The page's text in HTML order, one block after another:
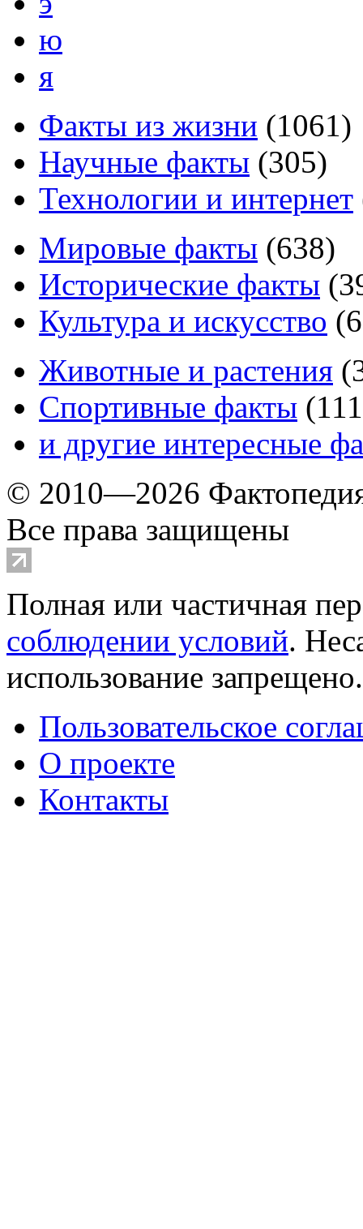
ю
я
Факты из жизни (1061)
Научные факты (305)
Технологии и интернет
Мировые факты (638)
Исторические факты (
Культура и искусство (
Животные и растения (
Спортивные факты (111
и другие интересные
© 2010—2026
Все права защищены
Полная или частичная
соблюдении условий.
использование
Пользовательское
О проекте
Контакты